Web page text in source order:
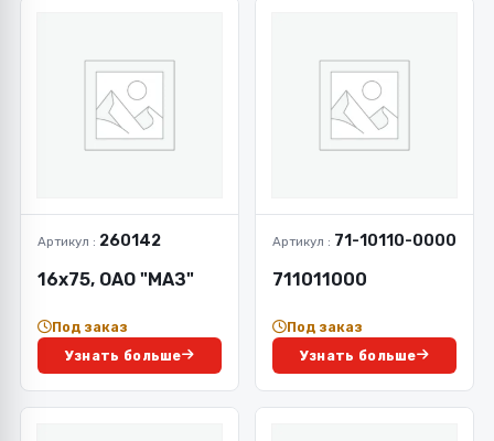
Артикул : 260142
16х75, ОАО "МАЗ"
Под заказ
Узнать больше
Артикул : 71-10110-0000
711011000
Под заказ
Узнать больше